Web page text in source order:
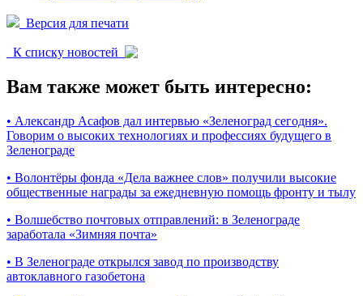
Версия для печати
К списку новостей
Вам также может быть интересно:
• Александр Асафов дал интервью «Зеленоград сегодня».
Говорим о высоких технологиях и профессиях будущего в
Зеленограде
• Волонтёры фонда «Дела важнее слов» получили высокие
общественные награды за ежедневную помощь фронту и тылу
• Волшебство почтовых отправлений: в Зеленограде
заработала «Зимняя почта»
• В Зеленограде открылся завод по производству
автоклавного газобетона